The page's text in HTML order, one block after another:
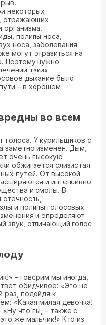
некоторых
отражающих
организма.
полипы носа,
носа, заболевания
могут отразиться на
Поэтому нужно
таких
дыхание было
– в хорошем
во всем
голоса. У курильщиков с
заметно изменен. Дым,
очень высокую
обжигается слизистая
путей. От высокой
и интенсивно
и смолы. В
и полипы голосовых
и определяют
звук, отличающий голос
– говорим мы иногда,
обидчивое: «Это не
раз, подойдя к
«Какая милая девочка!
«Ну что вы, – также с
же мальчик!» Кто из